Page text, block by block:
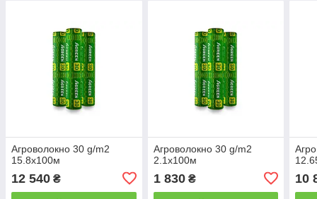
Агроволокно 30 g/m2
15.8х100м
12 540 ₴
Агроволокно 30 g/m2
2.1х100м
1 830₴ 10